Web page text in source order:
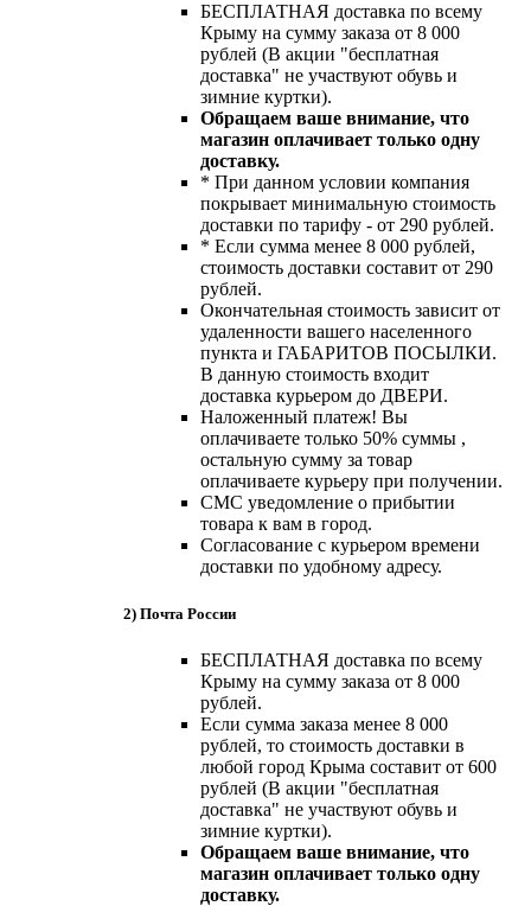
БЕСПЛАТНАЯ доставка по всему
Крыму на сумму заказа от 8 000
рублей (В акции "бесплатная
доставка" не участвуют обувь и
зимние куртки).
Обращаем ваше внимание, что
магазин оплачивает только одну
доставку.
* При данном условии компания
покрывает минимальную стоимость
доставки по тарифу - от 290 рублей.
* Если сумма менее 8 000 рублей,
стоимость доставки составит от 290
рублей.
Окончательная стоимость зависит от
удаленности вашего населенного
пункта и ГАБАРИТОВ ПОСЫЛКИ.
В данную стоимость входит
доставка курьером до ДВЕРИ.
Наложенный платеж! Вы
оплачиваете только 50% суммы ,
остальную сумму за товар
оплачиваете курьеру при получении.
СМС уведомление о прибытии
товара к вам в город.
Согласование с курьером времени
доставки по удобному адресу.
2) Почта России
БЕСПЛАТНАЯ доставка по всему
Крыму на сумму заказа от 8 000
рублей.
Если сумма заказа менее 8 000
рублей, то стоимость доставки в
любой город Крыма составит от 600
рублей (В акции "бесплатная
доставка" не участвуют обувь и
зимние куртки).
Обращаем ваше внимание, что
магазин оплачивает только одну
доставку.